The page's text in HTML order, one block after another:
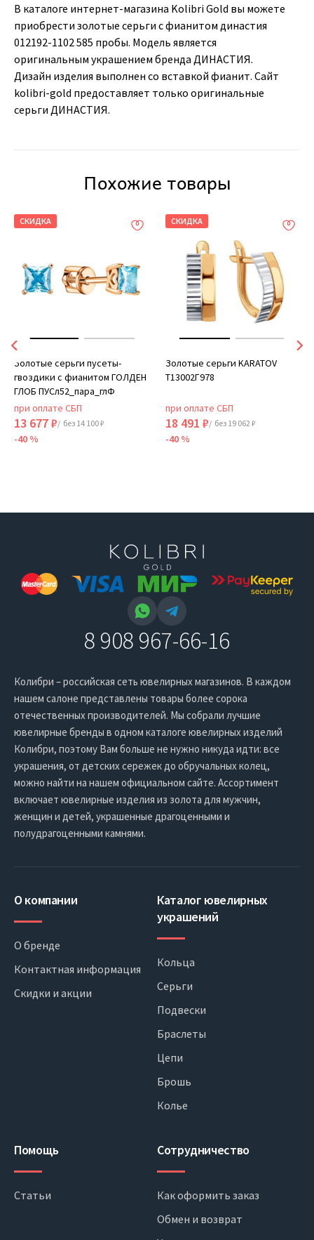
В каталоге интернет-магазина Kolibri Gold вы можете
приобрести золотые серьги с фианитом династия
012192-1102 585 пробы. Модель является
оригинальным украшением бренда ДИНАСТИЯ.
Дизайн изделия выполнен со вставкой фианит. Сайт
kolibri-gold предоставляет только оригинальные
серьги ДИНАСТИЯ.
Похожие товары
СКИДКА
Золотые серьги пусеты-
гвоздики с фианитом ГОЛДЕН
ГЛОБ ПУСл52_пара_глФ
при оплате СБП
13 677 ₽/ без 14 100 ₽
-40 %
СКИДКА
Золотые серьги KARATOV
Т13002Г978
при оплате СБП
18 491 ₽/ без 19 062 ₽
-40 %
8 908 967-66-16
Колибри – российская сеть ювелирных магазинов. В каждом
нашем салоне представлены товары более сорока
отечественных производителей. Мы собрали лучшие
ювелирные бренды в одном каталоге ювелирных изделий
Колибри, поэтому Вам больше не нужно никуда идти: все
украшения, от детских сережек до обручальных колец,
можно найти на нашем официальном сайте. Ассортимент
включает ювелирные изделия из золота для мужчин,
женщин и детей, украшенные драгоценными и
полудрагоценными камнями.
О компании
О бренде
Контактная информация
Скидки и акции
Каталог ювелирных
украшений
Кольца
Серьги
Подвески
Браслеты
Цепи
Брошь
Колье
Помощь
Статьи
Сотрудничество
Как оформить заказ
Обмен и возврат